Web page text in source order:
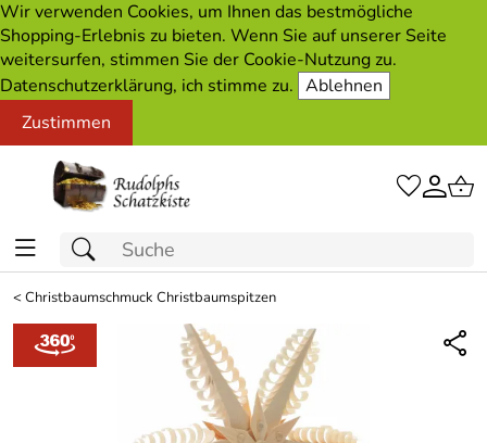
Wir verwenden Cookies, um Ihnen das bestmögliche
Shopping-Erlebnis zu bieten. Wenn Sie auf unserer Seite
weitersurfen, stimmen Sie der Cookie-Nutzung zu.
Datenschutzerklärung, ich stimme zu. Ablehnen
Zustimmen
<Christbaumschmuck Christbaumspitzen